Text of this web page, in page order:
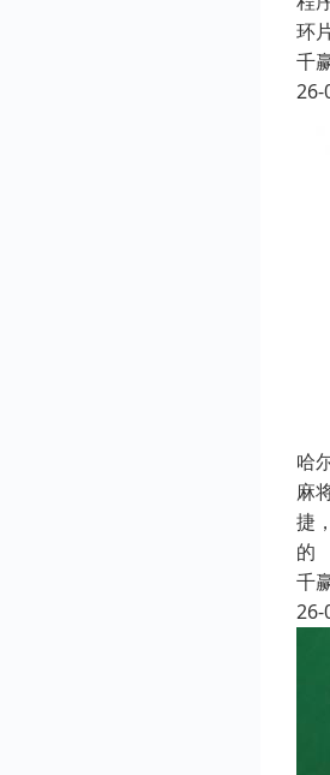
环
千
26-
哈
麻
捷
的
千
26-